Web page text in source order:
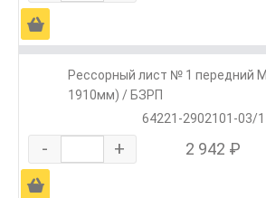
Ä
Рессорный лист № 1 передний
1910мм) / БЗРП
64221-2902101-03/1
- + 2 942 ₽
Ä